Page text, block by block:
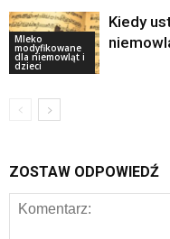
Mleko
modyfikowane
dla niemowląt i
dzieci
Kiedy
ZOSTAW ODPOWIEDŹ